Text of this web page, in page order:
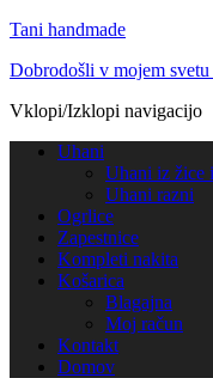
Tani handmade
Dobrodošli v mojem
Vklopi/Izklopi navigacijo
Uhani
Uhani iz žice
Uhani razni
Ogrlice
Zapestnice
Kompleti nakita
Košarica
Blagajna
Moj račun
Kontakt
Domov